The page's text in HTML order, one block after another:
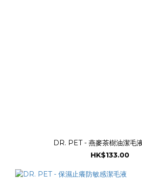
DR. PET - 燕麥茶樹油潔毛
HK$133.00